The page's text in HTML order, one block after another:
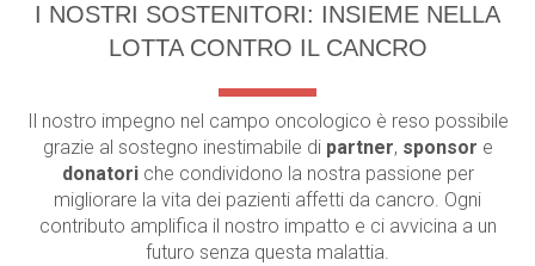
I NOSTRI SOSTENITORI: INSIEME NELLA
LOTTA CONTRO IL CANCRO
Il nostro impegno nel campo oncologico è reso possibile
grazie al sostegno inestimabile di partner, sponsor e
donatoriche condividono la nostra passione per
migliorare la vita dei pazienti affetti da cancro. Ogni
contributo amplifica il nostro impatto e ci avvicina a un
futuro senza questa malattia.